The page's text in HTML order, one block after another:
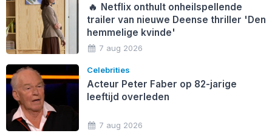
🔥 Netflix onthult onheilspellende
trailer van nieuwe Deense thriller 'Den
hemmelige kvinde'
7 aug 2026
Celebrities
Acteur Peter Faber op 82-jarige
leeftijd overleden
7 aug 2026